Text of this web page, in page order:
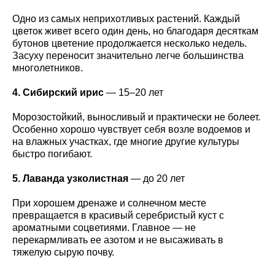
Одно из самых неприхотливых растений. Каждый
цветок живет всего один день, но благодаря десяткам
бутонов цветение продолжается несколько недель.
Засуху переносит значительно легче большинства
многолетников.
4. Сибирский ирис — 15–20 лет
Морозостойкий, выносливый и практически не болеет.
Особенно хорошо чувствует себя возле водоемов и
на влажных участках, где многие другие культуры
быстро погибают.
5. Лаванда узколистная — до 20 лет
При хорошем дренаже и солнечном месте
превращается в красивый серебристый куст с
ароматными соцветиями. Главное — не
перекармливать ее азотом и не высаживать в
тяжелую сырую почву.